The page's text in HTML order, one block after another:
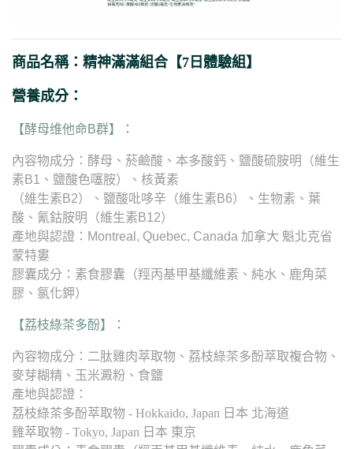
商品名稱：精神滿滿組合【7日體驗組】
營養成分：
【酵母维他命B群】：
內容物成分：酵母、菸鹼酸、本多酸鈣、鹽酸硫胺明（維生
素B1、鹽酸色噻胺）、核黃素
（維生素B2）、鹽酸吡哆辛（維生素B6）、生物素、葉
酸、氰鈷胺明（維生素B12）
產地與認證：Montreal, Quebec, Canada 加拿大 魁北克省
蒙特婁
膠囊成分：素食膠囊（羥丙基甲基纖維素、純水、鹿角菜
膠、氯化鉀）
【荔枝綠茶多酚】：
內容物成分：二肽雞肉萃取物、荔枝綠茶多酚萃取複合物、
麥芽糊精、玉米澱粉、食鹽
產地與認證：
荔枝綠茶多酚萃取物 - Hokkaido, Japan 日本 北海道
雞萃取物 - Tokyo, Japan 日本 東京